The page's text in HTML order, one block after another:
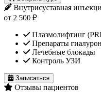
Внутрисуставная
от 2 500 ₽
Плазмолифтинг
Препараты
Лечебные блокады
Контроль УЗИ
Записаться
Отзывы пациентов